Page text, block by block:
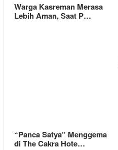
Warga Kasreman Merasa
Lebih Aman, Saat P…
“Panca Satya” Menggema
di The Cakra Hote…